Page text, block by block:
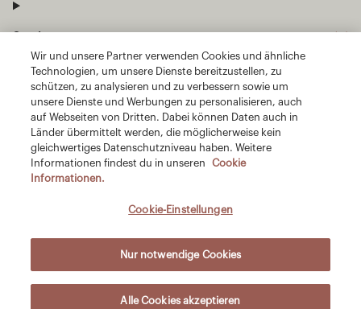
Wir und unsere Partner verwenden Cookies und ähnliche
Technologien, um unsere Dienste bereitzustellen, zu
schützen, zu analysieren und zu verbessern sowie um
unsere Dienste und Werbungen zu personalisieren, auch
auf Webseiten von Dritten. Dabei können Daten auch in
Länder übermittelt werden, die möglicherweise kein
gleichwertiges Datenschutzniveau haben. Weitere
Informationen findest du in unseren
Cookie
Informationen.
Cookie-Einstellungen
Nur notwendige Cookies
Alle Cookies akzeptieren